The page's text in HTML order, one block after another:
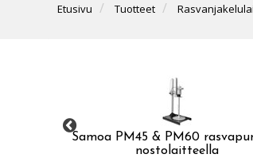
Etusivu Tuotteet
Samoa PM45 & PM60
nostolaitteella